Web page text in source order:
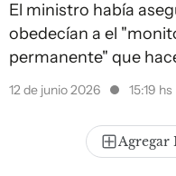
El ministro había
obedecían a el
permanente" que
12 de junio 2026 15:19 hs
Agregar